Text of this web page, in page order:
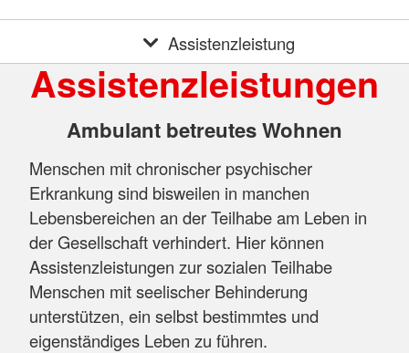
Assistenzleistung
Assistenzleistungen
Ambulant betreutes Wohnen
Menschen mit chronischer psychischer
Erkrankung sind bisweilen in manchen
Lebensbereichen an der Teilhabe am Leben in
der Gesellschaft verhindert. Hier können
Assistenzleistungen zur sozialen Teilhabe
Menschen mit seelischer Behinderung
unterstützen, ein selbst bestimmtes und
eigenständiges Leben zu führen.